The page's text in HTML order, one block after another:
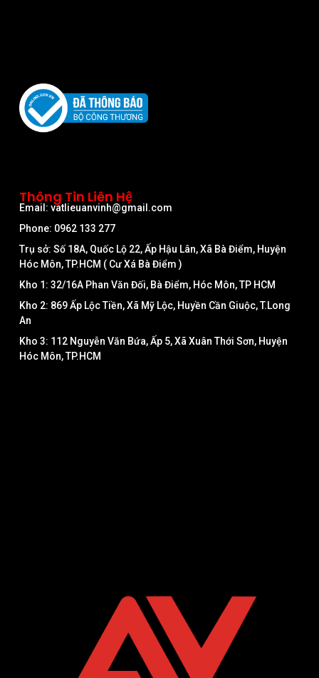
Thông Tin Liên Hệ
Email: vatlieuanvinh@gmail.com
Phone: 0962 133 277
Trụ sở: Số 18A, Quốc Lộ 22, Ấp Hậu Lân, Xã Bà Điểm, Huyện
Hóc Môn, TP.HCM ( Cư Xá Bà Điểm )
Kho 1: 32/16A Phan Văn Đối, Bà Điểm, Hóc Môn, TP HCM
Kho 2: 869 Ấp Lộc Tiền, Xã Mỹ Lộc, Huyền Cần Giuộc, T.Long
An
Kho 3: 112 Nguyễn Văn Bứa, Ấp 5, Xã Xuân Thới Sơn, Huyện
Hóc Môn, TP.HCM